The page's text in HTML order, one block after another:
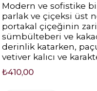
Modern ve sofistike
parlak ve çiçeksi üst
portakal çiçeğinin
sümbülteberi ve
derinlik katarken,
vetiver kalıcı ve
₺410,00